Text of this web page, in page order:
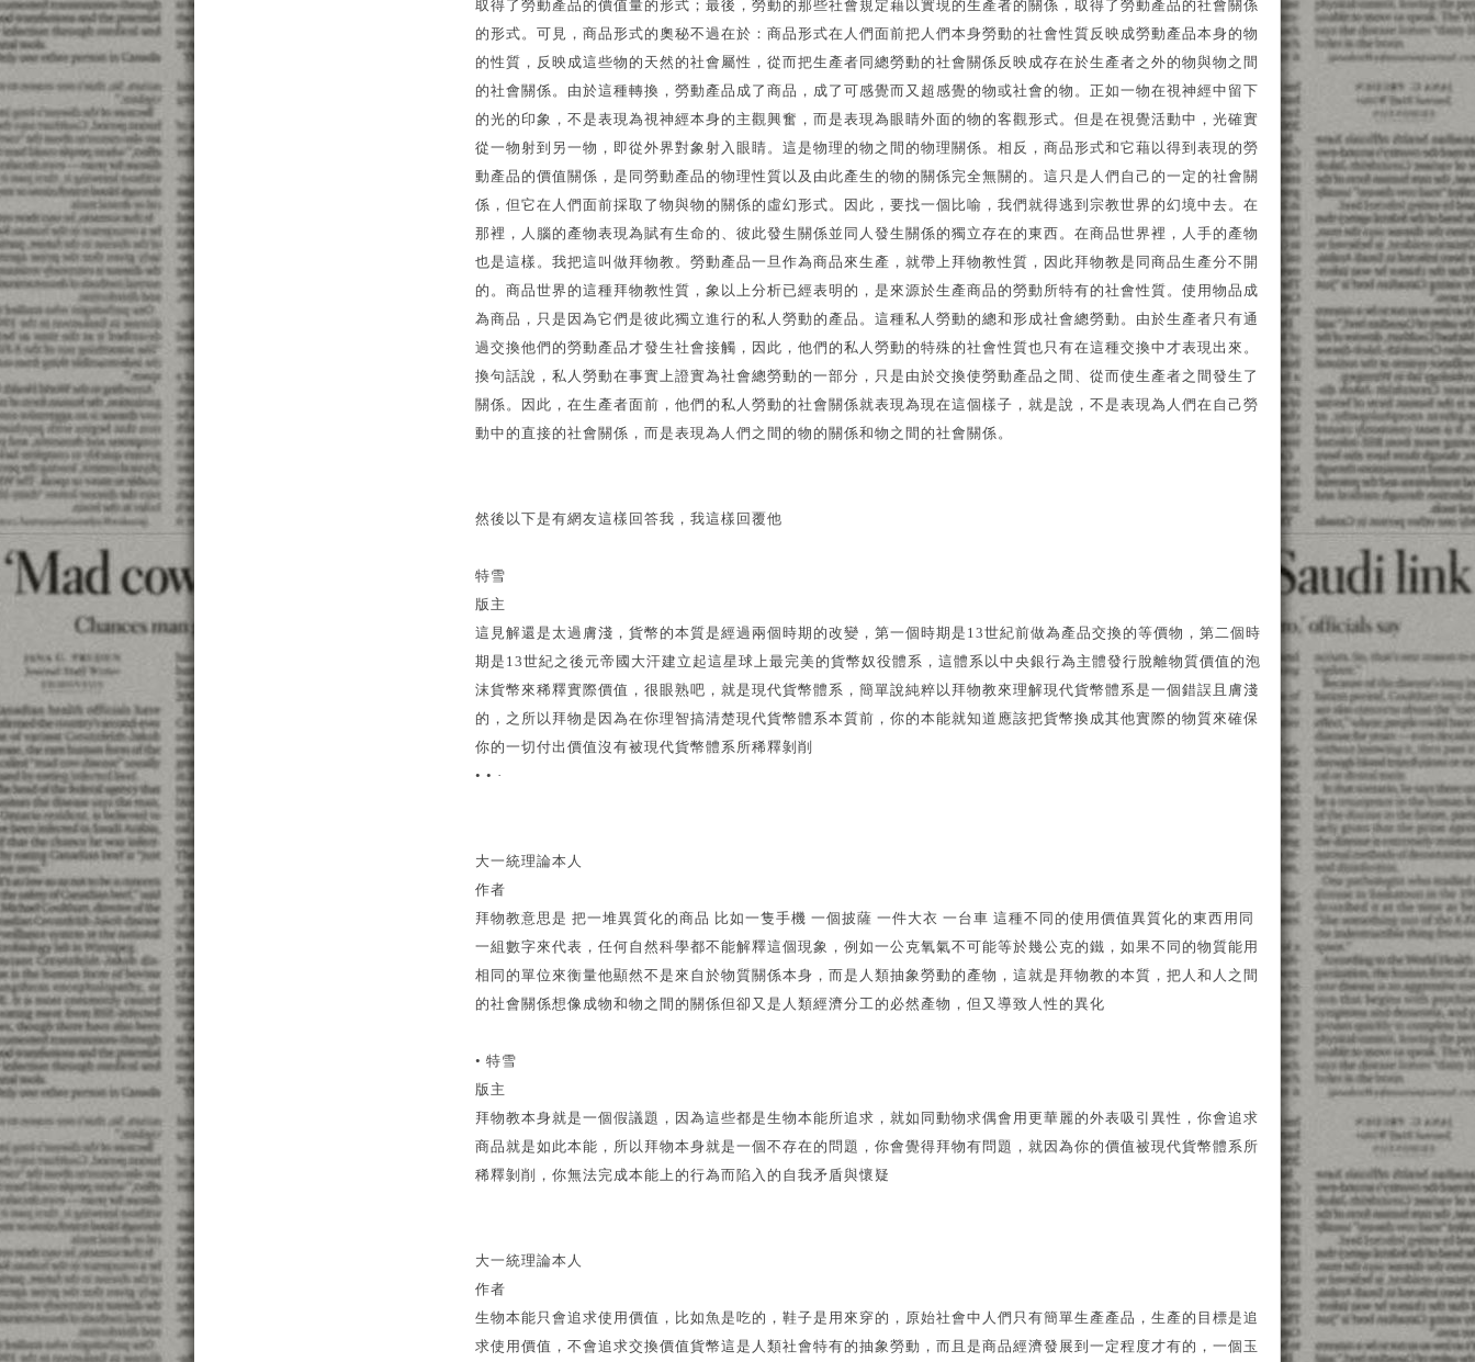
取得了勞動產品的價值量的形式；最後，勞動的那些社會規定藉以實現的生產者的關係，取得了勞動產品的社會關係
的形式。可見，商品形式的奧秘不過在於：商品形式在人們面前把人們本身勞動的社會性質反映成勞動產品本身的物
的性質，反映成這些物的天然的社會屬性，從而把生產者同總勞動的社會關係反映成存在於生產者之外的物與物之間
的社會關係。由於這種轉換，勞動產品成了商品，成了可感覺而又超感覺的物或社會的物。正如一物在視神經中留下
的光的印象，不是表現為視神經本身的主觀興奮，而是表現為眼睛外面的物的客觀形式。但是在視覺活動中，光確實
從一物射到另一物，即從外界對象射入眼睛。這是物理的物之間的物理關係。相反，商品形式和它藉以得到表現的勞
動產品的價值關係，是同勞動產品的物理性質以及由此產生的物的關係完全無關的。這只是人們自己的一定的社會關
係，但它在人們面前採取了物與物的關係的虛幻形式。因此，要找一個比喻，我們就得逃到宗教世界的幻境中去。在
那裡，人腦的產物表現為賦有生命的、彼此發生關係並同人發生關係的獨立存在的東西。在商品世界裡，人手的產物
也是這樣。我把這叫做拜物教。勞動產品一旦作為商品來生產，就帶上拜物教性質，因此拜物教是同商品生產分不開
的。商品世界的這種拜物教性質，象以上分析已經表明的，是來源於生產商品的勞動所特有的社會性質。使用物品成
為商品，只是因為它們是彼此獨立進行的私人勞動的產品。這種私人勞動的總和形成社會總勞動。由於生產者只有通
過交換他們的勞動產品才發生社會接觸，因此，他們的私人勞動的特殊的社會性質也只有在這種交換中才表現出來。
換句話說，私人勞動在事實上證實為社會總勞動的一部分，只是由於交換使勞動產品之間、從而使生產者之間發生了
關係。因此，在生產者面前，他們的私人勞動的社會關係就表現為現在這個樣子，就是說，不是表現為人們在自己勞
動中的直接的社會關係，而是表現為人們之間的物的關係和物之間的社會關係。
然後以下是有網友這樣回答我，我這樣回覆他
特雪
版主
這見解還是太過膚淺，貨幣的本質是經過兩個時期的改變，第一個時期是13世紀前做為產品交換的等價物，第二個時
期是13世紀之後元帝國大汗建立起這星球上最完美的貨幣奴役體系，這體系以中央銀行為主體發行脫離物質價值的泡
沫貨幣來稀釋實際價值，很眼熟吧，就是現代貨幣體系，簡單說純粹以拜物教來理解現代貨幣體系是一個錯誤且膚淺
的，之所以拜物是因為在你理智搞清楚現代貨幣體系本質前，你的本能就知道應該把貨幣換成其他實際的物質來確保
你的一切付出價值沒有被現代貨幣體系所稀釋剝削
• • ·
大一統理論本人
作者
拜物教意思是 把一堆異質化的商品 比如一隻手機 一個披薩 一件大衣 一台車 這種不同的使用價值異質化的東西用同
一組數字來代表，任何自然科學都不能解釋這個現象，例如一公克氧氣不可能等於幾公克的鐵，如果不同的物質能用
相同的單位來衡量他顯然不是來自於物質關係本身，而是人類抽象勞動的產物，這就是拜物教的本質，把人和人之間
的社會關係想像成物和物之間的關係但卻又是人類經濟分工的必然產物，但又導致人性的異化
• 特雪
版主
拜物教本身就是一個假議題，因為這些都是生物本能所追求，就如同動物求偶會用更華麗的外表吸引異性，你會追求
商品就是如此本能，所以拜物本身就是一個不存在的問題，你會覺得拜物有問題，就因為你的價值被現代貨幣體系所
稀釋剝削，你無法完成本能上的行為而陷入的自我矛盾與懷疑
大一統理論本人
作者
生物本能只會追求使用價值，比如魚是吃的，鞋子是用來穿的，原始社會中人們只有簡單生產產品，生產的目標是追
求使用價值，不會追求交換價值貨幣這是人類社會特有的抽象勞動，而且是商品經濟發展到一定程度才有的，一個玉